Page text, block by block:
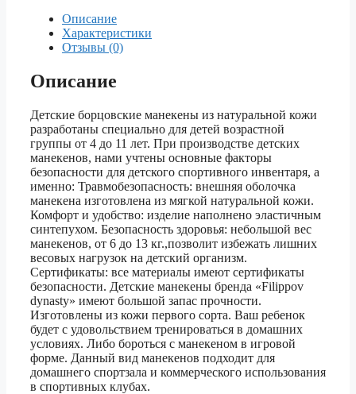
Описание
Характеристики
Отзывы (0)
Описание
Детские борцовские манекены из натуральной кожи
разработаны специально для детей возрастной
группы от 4 до 11 лет. При производстве детских
манекенов, нами учтены основные факторы
безопасности для детского спортивного инвентаря, а
именно: Травмобезопасность: внешняя оболочка
манекена изготовлена из мягкой натуральной кожи.
Комфорт и удобство: изделие наполнено эластичным
синтепухом. Безопасность здоровья: небольшой вес
манекенов, от 6 до 13 кг.,позволит избежать лишних
весовых нагрузок на детский организм.
Сертификаты: все материалы имеют сертификаты
безопасности. Детские манекены бренда «Filippov
dynasty» имеют большой запас прочности.
Изготовлены из кожи первого сорта. Ваш ребенок
будет с удовольствием тренироваться в домашних
условиях. Либо бороться с манекеном в игровой
форме. Данный вид манекенов подходит для
домашнего спортзала и коммерческого использования
в спортивных клубах.